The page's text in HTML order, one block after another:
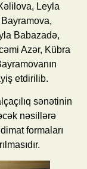
Leyla
Babazadə,
Azər, Kübra
etdirilib.
sənətinin
nəsillərə
formaları